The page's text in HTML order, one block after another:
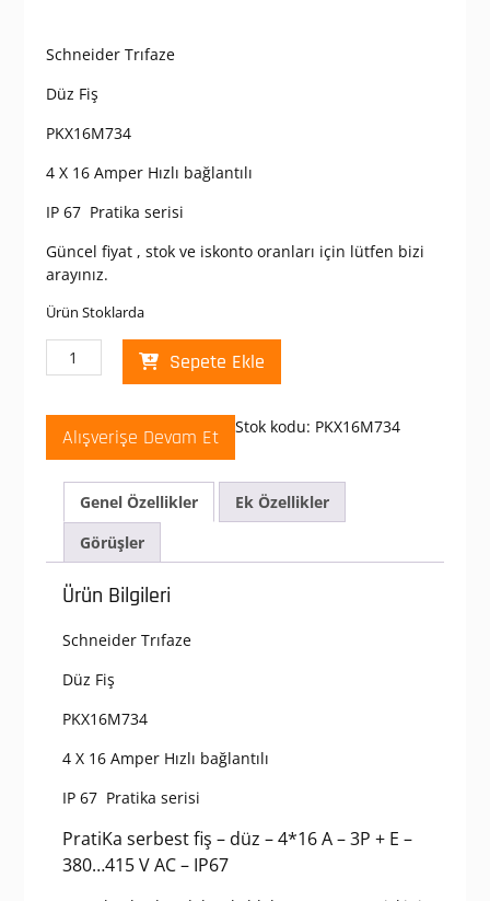
Schneider Trıfaze
Düz Fiş
PKX16M734
4 X 16 Amper Hızlı bağlantılı
IP 67 Pratika serisi
Güncel fiyat , stok ve iskonto oranları için lütfen bizi
arayınız.
Ürün Stoklarda
Schneider
PKX16M734
380-
415
V
AC
4x16A
Trifaze
IP67
Hızlı
Düz
Fiş
Sepete Ekle
Alışverişe Devam Et Stok kodu: PKX16M734
Genel Özellikler
Ek Özellikler
Görüşler
Ürün Bilgileri
Schneider Trıfaze
Düz Fiş
PKX16M734
4 X 16 Amper Hızlı bağlantılı
IP 67 Pratika serisi
PratiKa serbest fiş – düz – 4*16 A – 3P + E –
380…415 V AC – IP67